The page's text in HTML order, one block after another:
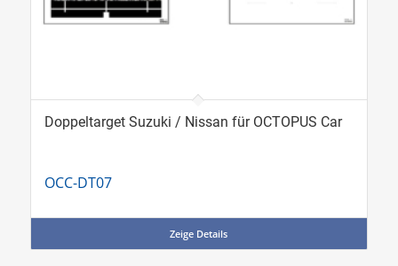
Doppeltarget Suzuki / Nissan für OCTOPUS Car
OCC-DT07
Zeige Details